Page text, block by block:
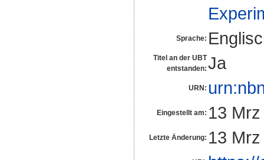
Sprache:
Titel an der UBT
entstanden: Ja
URN:
Eingestellt am: 13
Letzte Änderung: 13